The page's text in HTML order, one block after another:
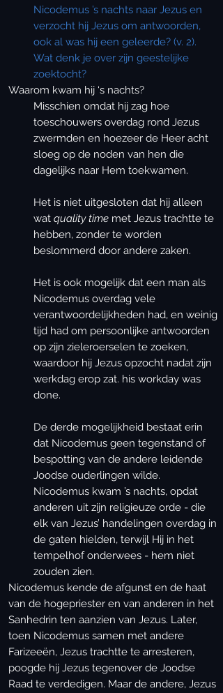
Nicodemus ’s nachts naar Jezus en
verzocht hij Jezus om antwoorden,
ook al was hij een geleerde? (v. 2).
Wat denk je over zijn geestelijke
zoektocht?
Waarom kwam hij ‘s nachts?
Misschien omdat hij zag hoe
toeschouwers overdag rond Jezus
zwermden en hoezeer de Heer acht
sloeg op de noden van hen die
dagelijks naar Hem toekwamen.
Het is niet uitgesloten dat hij alleen
wat quality time met Jezus trachtte te
hebben, zonder te worden
beslommerd door andere zaken.
Het is ook mogelijk dat een man als
Nicodemus overdag vele
verantwoordelijkheden had, en weinig
tijd had om persoonlijke antwoorden
op zijn zieleroerselen te zoeken,
waardoor hij Jezus opzocht nadat zijn
werkdag erop zat. his workday was
done.
De derde mogelijkheid bestaat erin
dat Nicodemus geen tegenstand of
bespotting van de andere leidende
Joodse ouderlingen wilde.
Nicodemus kwam ’s nachts, opdat
anderen uit zijn religieuze orde - die
elk van Jezus’ handelingen overdag in
de gaten hielden, terwijl Hij in het
tempelhof onderwees - hem niet
zouden zien.
Nicodemus kende de afgunst en de haat
van de hogepriester en van anderen in het
Sanhedrin ten aanzien van Jezus. Later,
toen Nicodemus samen met andere
Farizeeën, Jezus trachtte te arresteren,
poogde hij Jezus tegenover de Joodse
Raad te verdedigen. Maar de andere, Jezus